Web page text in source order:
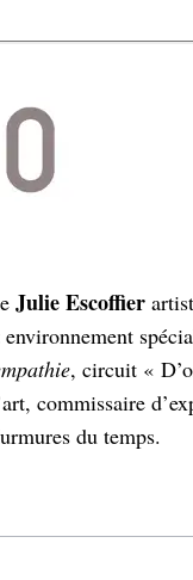
Julie Escoffier
, circuit «
commissaire
du temps.